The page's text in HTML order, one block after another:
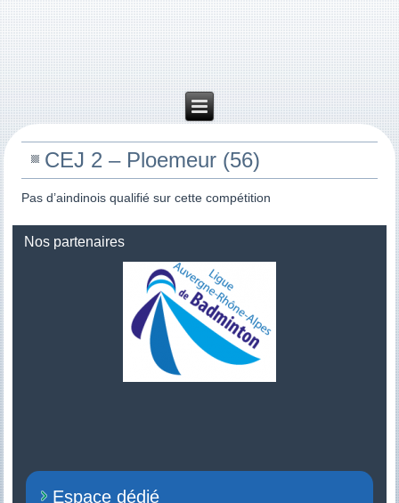
CEJ 2 – Ploemeur (56)
Pas d’aindinois qualifié sur cette compétition
Nos partenaires
Espace dédié